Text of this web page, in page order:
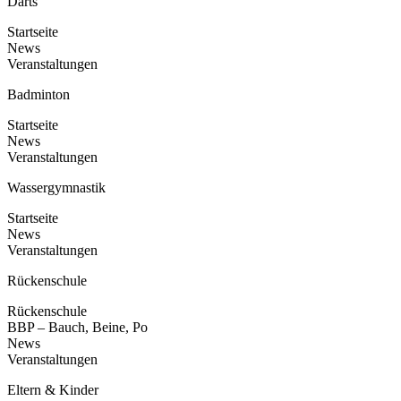
Startseite
News
Veranstaltungen
Badminton
Startseite
News
Veranstaltungen
Wassergymnastik
Startseite
News
Veranstaltungen
Rückenschule
Rückenschule
BBP – Bauch, Beine, Po
News
Veranstaltungen
Eltern & Kinder